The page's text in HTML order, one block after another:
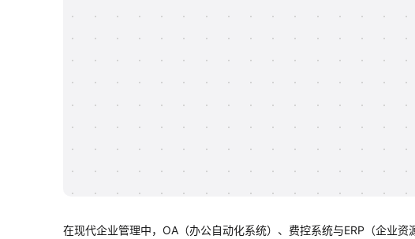
在现代企业管理中，OA（办公自动化系统）、费控系统与ERP（企业